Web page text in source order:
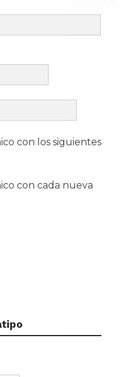
con los siguientes
con cada nueva